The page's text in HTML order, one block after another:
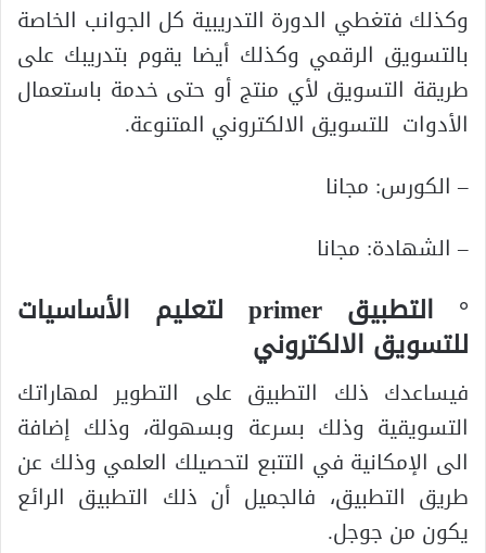
وكذلك فتغطي الدورة التدريبية كل الجوانب الخاصة
بالتسويق الرقمي وكذلك أيضا يقوم بتدريبك على
طريقة التسويق لأي منتج أو حتى خدمة باستعمال
الأدوات للتسويق الالكتروني المتنوعة.
– الكورس: مجانا
– الشهادة: مجانا
° التطبيق primer لتعليم الأساسيات
للتسويق الالكتروني
فيساعدك ذلك التطبيق على التطوير لمهاراتك
التسويقية وذلك بسرعة وبسهولة، وذلك إضافة
الى الإمكانية في التتبع لتحصيلك العلمي وذلك عن
طريق التطبيق، فالجميل أن ذلك التطبيق الرائع
يكون من جوجل.